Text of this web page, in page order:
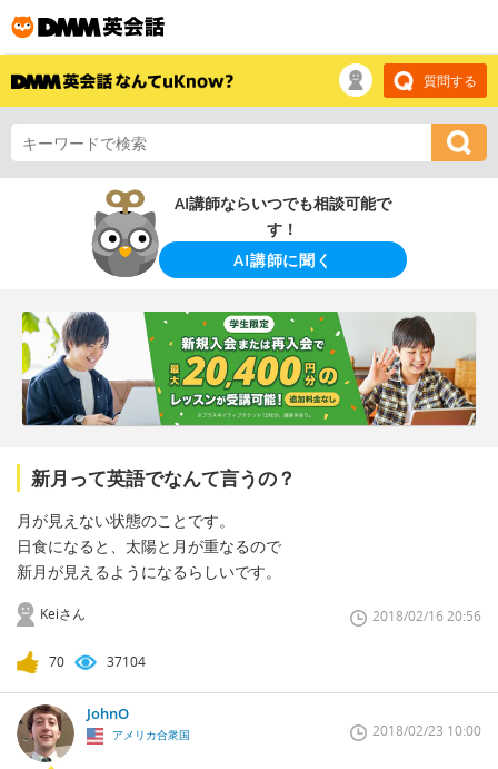
質問する
AI講師ならいつでも相談可能で
す！
AI講師に聞く
新月って英語でなんて言うの？
月が見えない状態のことです。
日食になると、太陽と月が重なるので
新月が見えるようになるらしいです。
Keiさん 2018/02/16 20:56
70 37104
JohnO
アメリカ合衆国 2018/02/23 10:00